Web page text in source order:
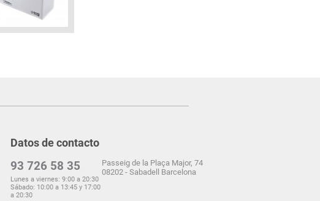
Datos de contacto
93 726 58 35
Lunes a viernes: 9:00 a 20:30
Sábado: 10:00 a 13:45 y 17:00
a 20:30
Passeig de la Plaça Major, 74
08202 - Sabadell Barcelona